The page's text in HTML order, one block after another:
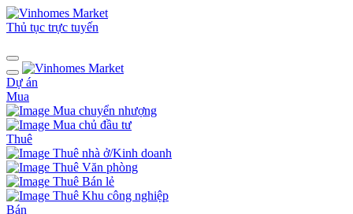
Thủ tục trực tuyến
Dự án
Mua
Mua chuyển nhượng
Mua chủ đầu tư
Thuê
Thuê nhà ở/Kinh doanh
Thuê Văn phòng
Thuê Bán lẻ
Thuê Khu công nghiệp
Bán